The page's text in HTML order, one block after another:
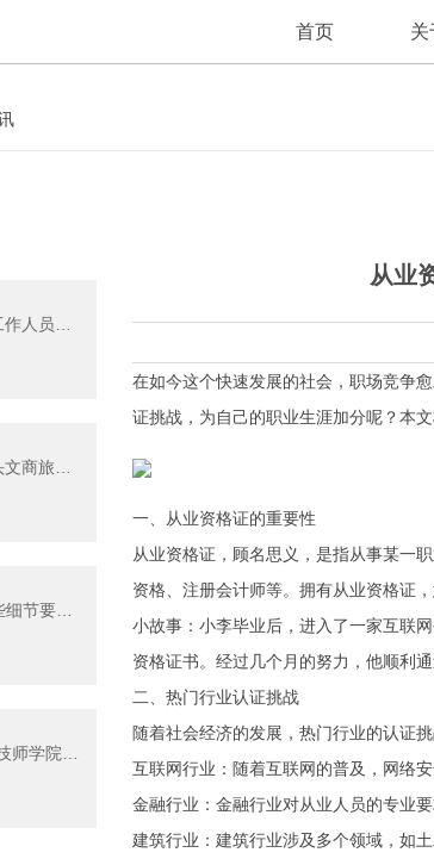
首页 关
元化的定制需求，为上
货，年生产能力超过
合作伙伴和较为完善的
行业资讯
人员
商旅游
节要注
学院透
从业
在如今这个快速发展的社会，职场竞争
证挑战，为自己的职业生涯加分呢？本
一、从业资格证的重要性
从业资格证，顾名思义，是指从事某一
资格、注册会计师等。拥有从业资格证
小故事：小李毕业后，进入了一家互联
资格证书。经过几个月的努力，他顺利
二、热门行业认证挑战
随着社会经济的发展，热门行业的认证
互联网行业：随着互联网的普及，网络
金融行业：金融行业对从业人员的专业
建筑行业：建筑行业涉及多个领域，如